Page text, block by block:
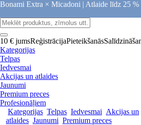
Bonami Extra × Micadoni | Atlaide līdz 25
10 € jumsReģistrācijaPieteikšanās
Kategorijas
Telpas
Iedvesmai
Akcijas un atlaides
Jaunumi
Premium preces
Profesionāļiem
Kategorijas Telpas Iedvesmai Akcijas un
atlaides Jaunumi Premium preces